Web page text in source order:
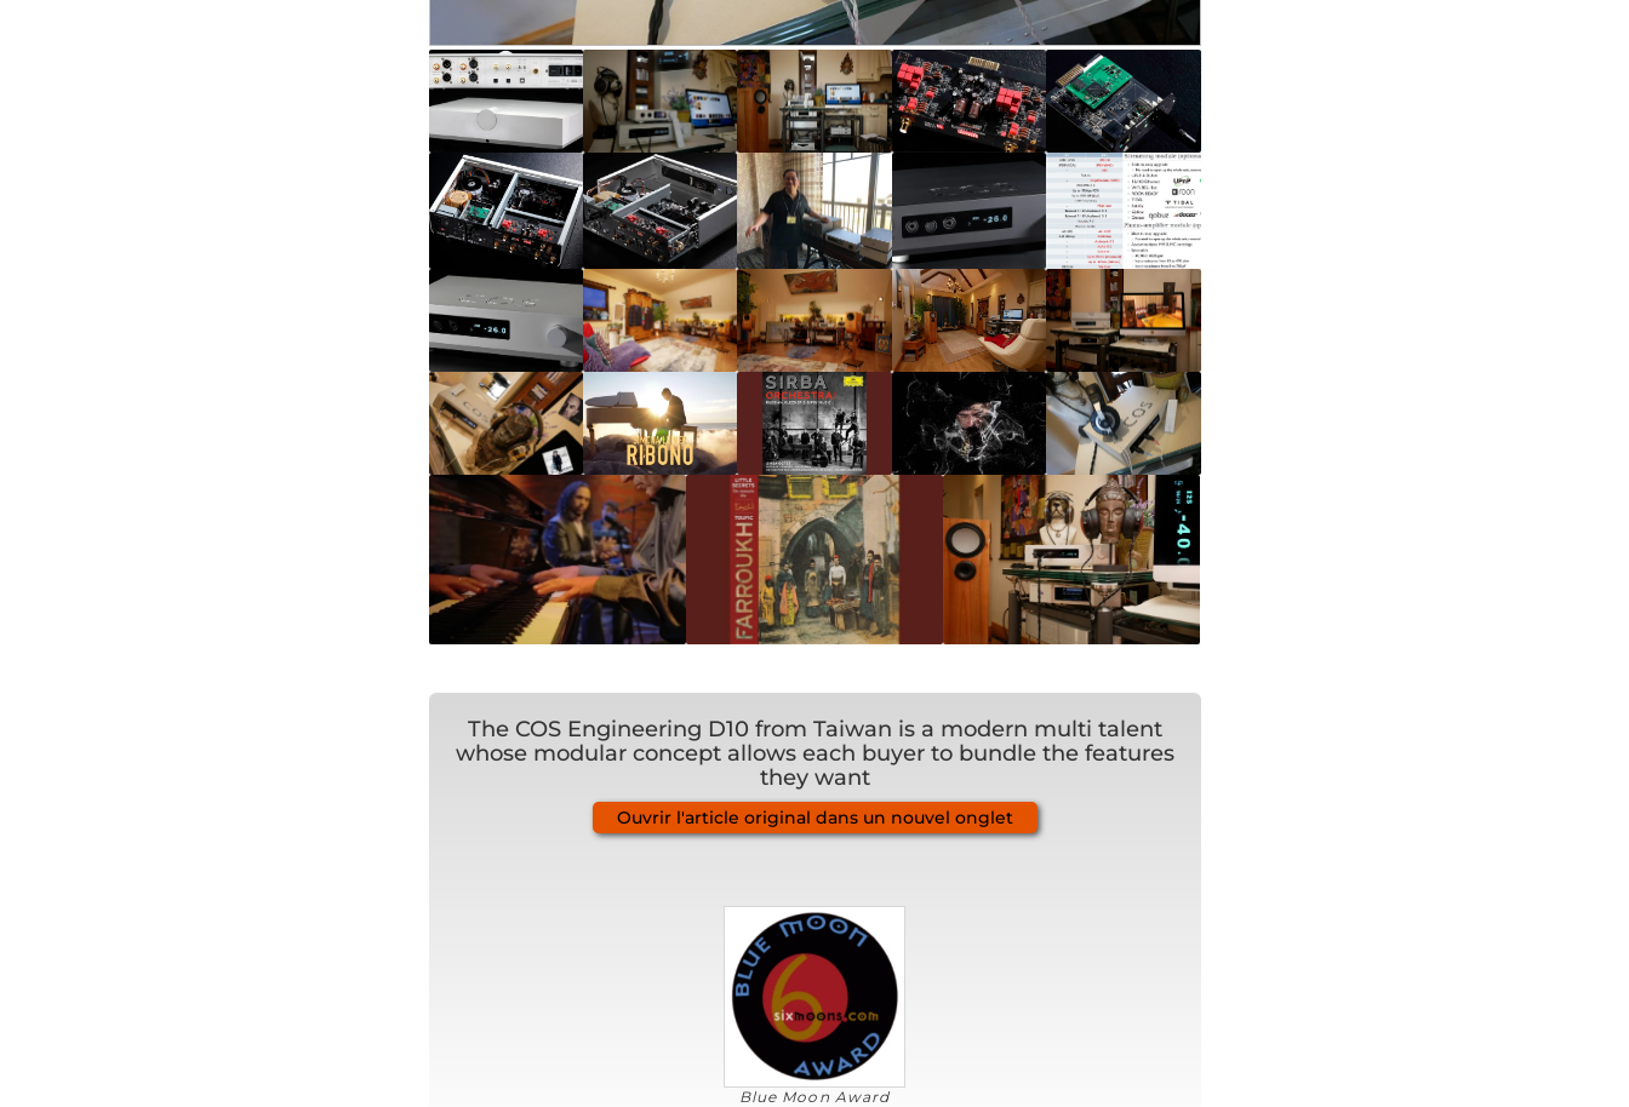
The COS Engineering D10 from Taiwan is a modern multi talent
whose modular concept allows each buyer to bundle the features
they want
Ouvrir l'article original dans un nouvel onglet
Blue Moon Award